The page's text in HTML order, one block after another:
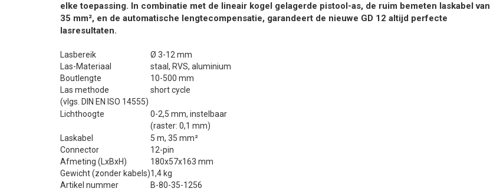
elke toepassing. In combinatie met de lineair kogel gelagerde pistool-as, de ruim bemeten laskabel van
35 mm², en de automatische lengtecompensatie, garandeert de nieuwe GD 12 altijd perfecte
lasresultaten.
Lasbereik
Ø 3-12 mm
Las-Materiaal
staal, RVS, aluminium
Boutlengte
10-500 mm
Las methode
(vlgs. DIN EN ISO 14555)
short cycle
Lichthoogte
0-2,5 mm, instelbaar
(raster: 0,1 mm)
Laskabel
5 m, 35 mm²
Connector
12-pin
Afmeting (LxBxH)
180x57x163 mm
Gewicht (zonder kabels)1,4 kg
Artikel nummer
B-80-35-1256